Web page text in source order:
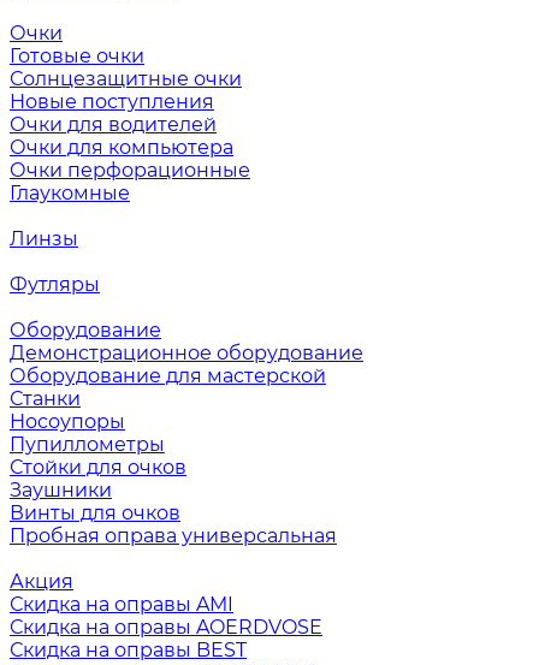
Очки
Готовые очки
Солнцезащитные очки
Новые поступления
Очки для водителей
Очки для компьютера
Очки перфорационные
Глаукомные
Линзы
Футляры
Оборудование
Демонстрационное оборудование
Оборудование для мастерской
Станки
Носоупоры
Пупиллометры
Стойки для очков
Заушники
Винты для очков
Пробная оправа универсальная
Акция
Скидка на оправы AMI
Скидка на оправы AOERDVOSE
Скидка на оправы BEST